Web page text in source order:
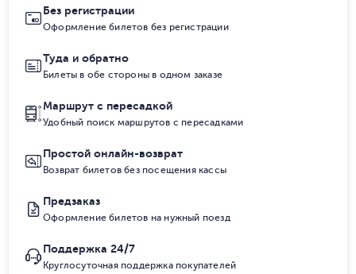
Без регистрации
Оформление билетов без регистрации
Туда и обратно
Билеты в обе стороны в одном заказе
Маршрут с пересадкой
Удобный поиск маршрутов с пересадками
Простой онлайн-возврат
Возврат билетов без посещения кассы
Предзаказ
Оформление билетов на нужный поезд
Поддержка 24/7
Круглосуточная поддержка покупателей